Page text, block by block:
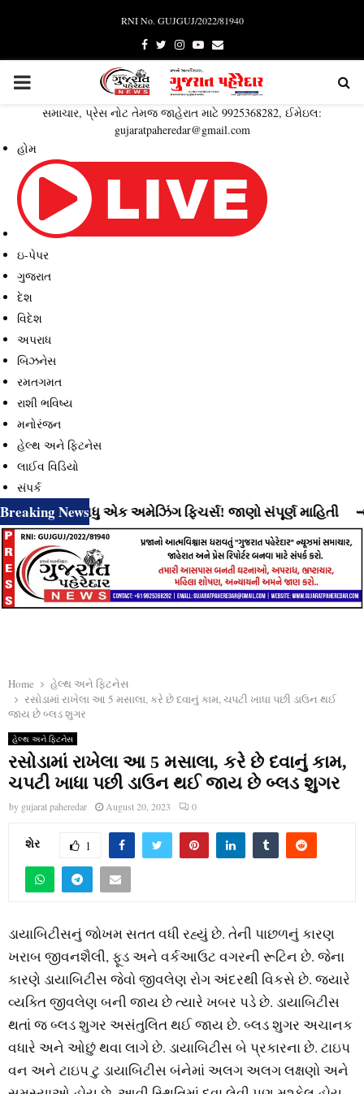
RNI No. GUJGUJ/2022/81940
Facebook
TwitterInstagram
YoutubeEmail
PRIMARY
MENU
સમાચાર, પ્રેસ નોટ તેમજ જાહેરાત માટે 9925368282, ઈમેઇલ:
gujaratpaheredar@gmail.com
હોમ
ઇ-પેપર
ગુજરાત
દેશ
વિદેશ
અપરાધ
બિઝનેસ
રમતગમત
રાશી ભવિષ્ય
મનોરંજન
હેલ્થ અને ફિટનેસ
લાઈવ વિડિયો
સંપર્ક
Breaking News
છે વધુ એક અમેઝિંગ ફિચર્સ! જાણો સંપૂર્ણ માહિતી ⇝
Home
હેલ્થ અને ફિટનેસ
રસોડામાં રાખેલા આ 5 મસાલા, કરે છે દવાનું કામ, ચપટી ખાધા પછી ડાઉન થઈ
જાય છે બ્લડ શુગર
હેલ્થ અને ફિટનેસ
રસોડામાં રાખેલા આ 5 મસાલા, કરે છે દવાનું કામ,
ચપટી ખાધા પછી ડાઉન થઈ જાય છે બ્લડ શુગર
by gujarat paheredar August 20, 2023 0
શેર 1
ડાયાબિટીસનું જોખમ સતત વધી રહ્યું છે. તેની પાછળનું કારણ
ખરાબ જીવનશૈલી, ફૂડ અને વર્કઆઉટ વગરની રૂટિન છે. જેના
કારણે ડાયાબિટીસ જેવો જીવલેણ રોગ અંદરથી વિકસે છે. જ્યારે
વ્યક્તિ જીવલેણ બની જાય છે ત્યારે ખબર પડે છે. ડાયાબિટીસ
થતાં જ બ્લડ શુગર અસંતુલિત થઈ જાય છે. બ્લડ શુગર અચાનક
વધારે અને ઓછું થવા લાગે છે. ડાયાબિટીસ બે પ્રકારના છે. ટાઇપ
વન અને ટાઇપ ટુ ડાયાબિટીસ બંનેમાં અલગ અલગ લક્ષણો અને